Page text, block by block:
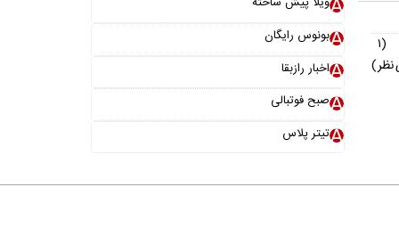
(۱
نظر)
بونوس رایگان
اخبار رازبقا
صبح فوتبالی
تیتر پلاس